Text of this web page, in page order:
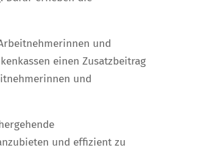
und
einen Zusatzbeitrag
und
und effizient zu